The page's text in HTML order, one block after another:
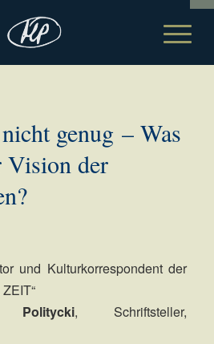
genug – Was
Vision der
und Kulturkorrespondent der
, Schriftsteller,